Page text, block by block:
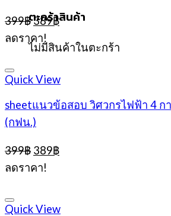
ตะกร้าสินค้า
ไม่มีสินค้าในตะกร้า
399฿Original
price
was:
389฿Current
is:
ลดราคา!
Quick View
sheetแนวข้อสอบ วิศวกรไฟฟ้า 4 ก
(กฟน.)
399฿ Original
price
was:
389฿Current
ลดราคา!
Quick View